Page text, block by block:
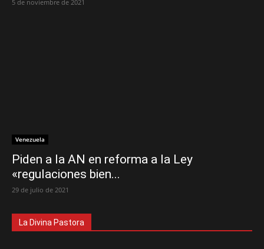
5 de noviembre de 2021
Venezuela
Piden a la AN en reforma a la Ley
«regulaciones bien...
29 de julio de 2021
La Divina Pastora